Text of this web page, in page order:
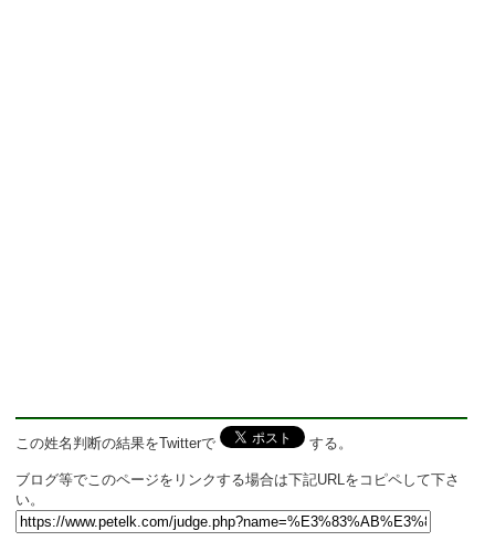
この姓名判断の結果をTwitterで する。
ブログ等でこのページをリンクする場合は下記URLをコピペして下さ
い。